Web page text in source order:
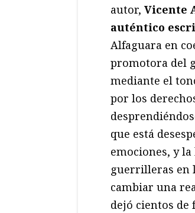
autor, Vicente
auténtico
Alfaguara en
promotora del
mediante el
por los
que está
emociones, y
guerrilleras en
cambiar una
dejó cientos de